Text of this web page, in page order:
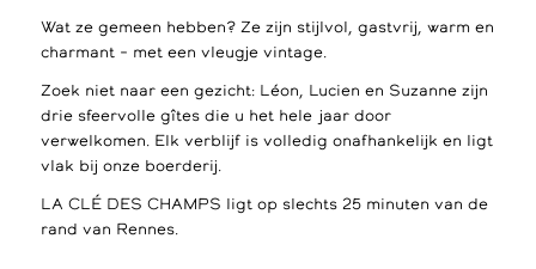
Wat ze gemeen hebben? Ze zijn stijlvol, gastvrij, warm en
charmant – met een vleugje vintage.
Zoek niet naar een gezicht: Léon, Lucien en Suzanne zijn
drie sfeervolle gîtes die u het hele jaar door
verwelkomen. Elk verblijf is volledig onafhankelijk en ligt
vlak bij onze boerderij.
LA CLÉ DES CHAMPS ligt op slechts 25 minuten van de
rand van Rennes.